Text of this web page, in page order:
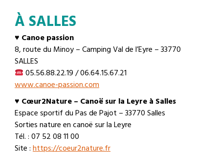
À SALLES
♥ Canoe passion
8, route du Minoy – Camping Val de l’Eyre – 33770
SALLES
05.56.88.22.19 / 06.64.15.67.21
www.canoe-passion.com
♥ Cœur2Nature – Canoë sur la Leyre à Salles
Espace sportif du Pas de Pajot – 33770 Salles
Sorties nature en canoë sur la Leyre
Tél. : 07 52 08 11 00
Site :https://coeur2nature.fr